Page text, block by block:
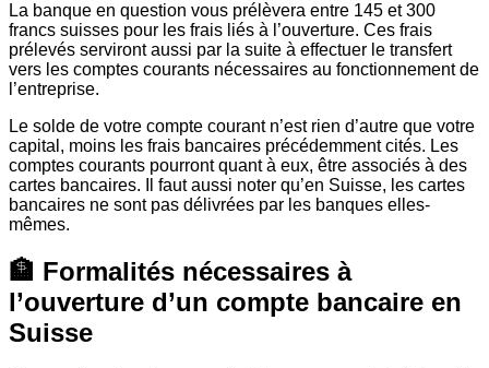
La banque en question vous prélèvera entre 145 et 300
francs suisses pour les frais liés à l’ouverture. Ces frais
prélevés serviront aussi par la suite à effectuer le transfert
vers les comptes courants nécessaires au fonctionnement de
l’entreprise.
Le solde de votre compte courant n’est rien d’autre que votre
capital, moins les frais bancaires précédemment cités. Les
comptes courants pourront quant à eux, être associés à des
cartes bancaires. Il faut aussi noter qu’en Suisse, les cartes
bancaires ne sont pas délivrées par les banques elles-
mêmes.
🏦 Formalités nécessaires à
l’ouverture d’un compte bancaire en
Suisse